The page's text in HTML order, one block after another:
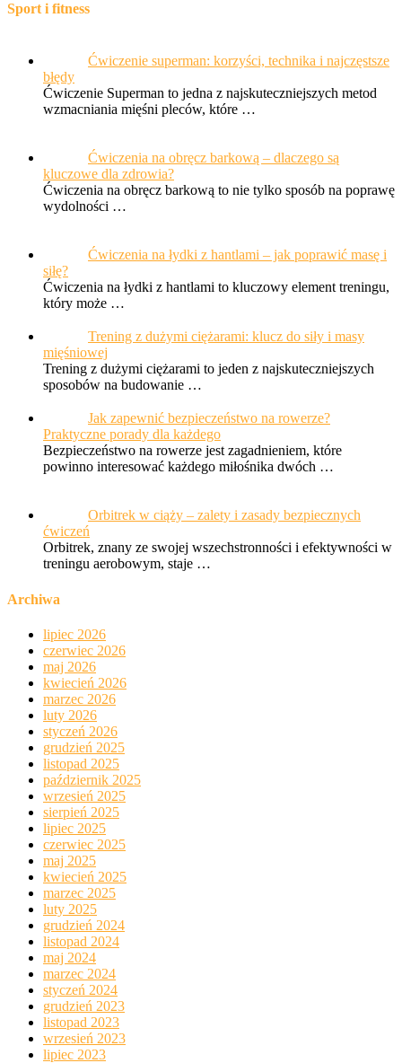
Sport i fitness
Ćwiczenie superman: korzyści, technika i najczęstsze błędy
Ćwiczenie Superman to jedna z najskuteczniejszych metod
wzmacniania mięśni pleców, które …
zdrowia?
Ćwiczenia na obręcz barkową to nie tylko sposób na poprawę
wydolności …
Ćwiczenia na łydki z hantlami to kluczowy element treningu,
który może …
mięśniowej
Trening z dużymi ciężarami to jeden z najskuteczniejszych
sposobów na budowanie …
Praktyczne porady dla każdego
Bezpieczeństwo na rowerze jest zagadnieniem, które
powinno interesować każdego miłośnika dwóch …
treningu aerobowym, staje …
Archiwa
czerwiec 2026
kwiecień 2026
marzec 2026
luty 2026
styczeń 2026
grudzień 2025
listopad 2025
październik 2025
wrzesień 2025
sierpień 2025
lipiec 2025
czerwiec 2025
maj 2025
kwiecień 2025
marzec 2025
luty 2025
grudzień 2024
listopad 2024
maj 2024
marzec 2024
styczeń 2024
grudzień 2023
listopad 2023
wrzesień 2023
lipiec 2023
maj 2023
kwiecień 2023
marzec 2023